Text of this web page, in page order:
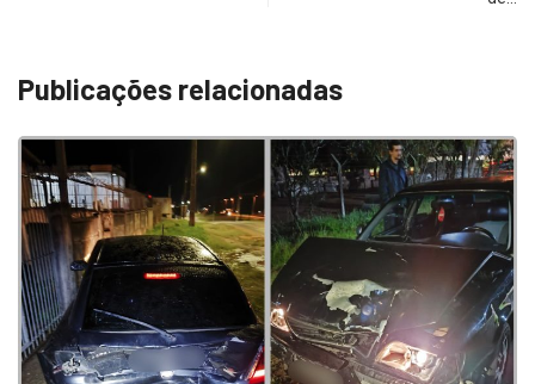
Publicações relacionadas